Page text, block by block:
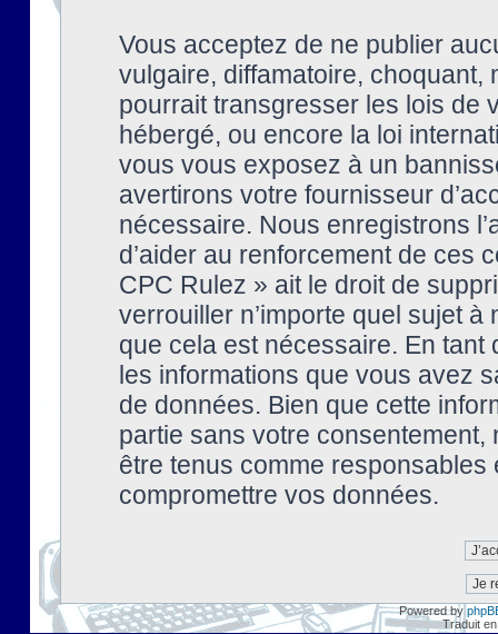
Vous acceptez de ne publier
vulgaire, diffamatoire, choquant,
pourrait transgresser les lois de
hébergé, ou encore la loi
vous vous exposez à un
avertirons votre fournisseur
nécessaire. Nous enregistrons
d’aider au renforcement de ces
CPC Rulez » ait le droit de
verrouiller n’importe quel sujet à
que cela est nécessaire. En tant
les informations que vous avez
de données. Bien que cette
partie sans votre
être tenus comme
compromettre vos données.
Powered by
Traduit